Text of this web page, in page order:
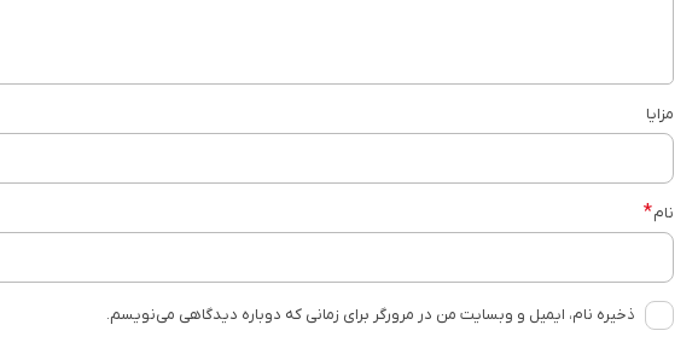
مزایا
نام*
ذخیره نام، ایمیل و وبسایت من در مرورگر برای زمانی که دوباره دیدگاهی می‌نویسم.